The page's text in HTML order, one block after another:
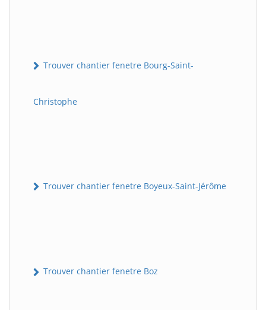
Trouver chantier fenetre Bourg-Saint-
Christophe
Trouver chantier fenetre Boyeux-Saint-Jérôme
Trouver chantier fenetre Boz